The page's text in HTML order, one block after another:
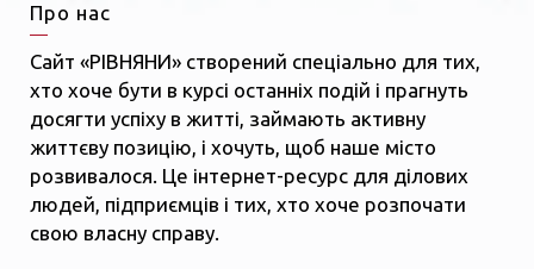
Про нас
Сайт «РІВНЯНИ» створений спеціально для тих,
хто хоче бути в курсі останніх подій і прагнуть
досягти успіху в житті, займають активну
життєву позицію, і хочуть, щоб наше місто
розвивалося. Це інтернет-ресурс для ділових
людей, підприємців і тих, хто хоче розпочати
свою власну справу.